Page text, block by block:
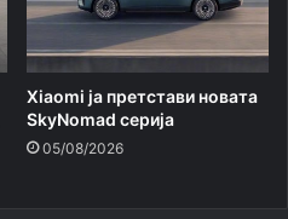
Xiaomi ja претстави новата
SkyNomad серија
05/08/2026